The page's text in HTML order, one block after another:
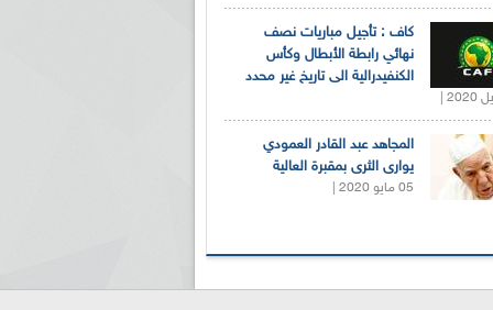
كاف : تأجيل مباريات نصف
نهائي رابطة الأبطال وكأس
الكنفيدرالية الى تاريخ غير محدد
المجاهد عبد القادر العمودي
يوارى الثرى بمقبرة العالية
05 مايو 2020 |